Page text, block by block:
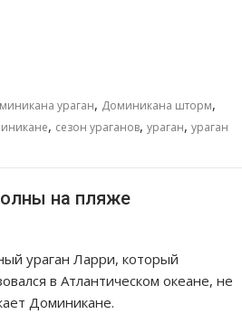
ураган, Доминикана шторм,
, сезон ураганов, ураган, ураган
на пляже
ураган Ларри, который
в Атлантическом океане, не
Доминикане.